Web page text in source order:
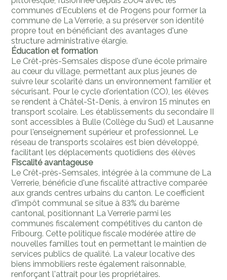
communes d'Ecublens et de Progens pour former la
commune de La Verrerie, a su préserver son identité
propre tout en bénéficiant des avantages d'une
structure administrative élargie.
Éducation et formation
Le Crêt-près-Semsales dispose d'une école primaire
au cœur du village, permettant aux plus jeunes de
suivre leur scolarité dans un environnement familier et
sécurisant. Pour le cycle d'orientation (CO), les élèves
se rendent à Châtel-St-Denis, à environ 15 minutes en
transport scolaire. Les établissements du secondaire II
sont accessibles à Bulle (Collège du Sud) et Lausanne
pour l'enseignement supérieur et professionnel. Le
réseau de transports scolaires est bien développé,
facilitant les déplacements quotidiens des élèves
Fiscalité avantageuse
Le Crêt-près-Semsales, intégrée à la commune de La
Verrerie, bénéficie d'une fiscalité attractive comparée
aux grands centres urbains du canton. Le coefficient
d'impôt communal se situe à 83% du barème
cantonal, positionnant La Verrerie parmi les
communes fiscalement compétitives du canton de
Fribourg. Cette politique fiscale modérée attire de
nouvelles familles tout en permettant le maintien de
services publics de qualité. La valeur locative des
biens immobiliers reste également raisonnable,
renforçant l'attrait pour les propriétaires.